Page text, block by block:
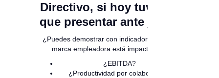
Directivo, si hoy tuvieras
que presentar ante junta:
¿Puedes demostrar con indicadores que tu
marca empleadora está impactando?
¿EBITDA?
¿Productividad por colaborador?